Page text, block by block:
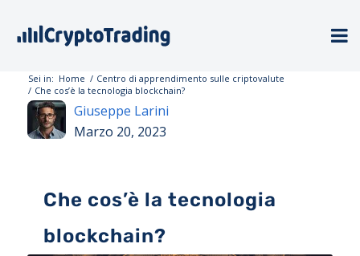
Sei in: Home / Centro di apprendimento sulle criptovalute
/ Che cos’è la tecnologia blockchain?
Giuseppe Larini
Marzo 20, 2023
Che cos’è la tecnologia
blockchain?